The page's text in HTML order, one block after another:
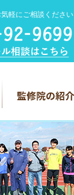
軽にご相談ください